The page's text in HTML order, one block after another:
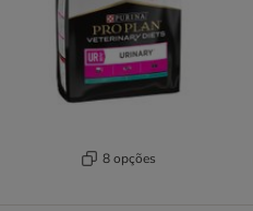
8 opções